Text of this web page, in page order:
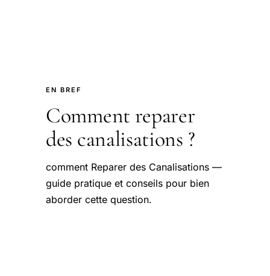
EN BREF
Comment reparer
des canalisations ?
comment Reparer des Canalisations —
guide pratique et conseils pour bien
aborder cette question.